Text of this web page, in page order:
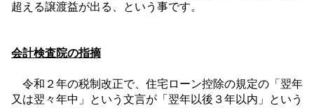
超える譲渡益が出る、という事です。
会計検査院の指摘
令和２年の税制改正で、住宅ローン控除の規定の「翌年
又は翌々年中」という文言が「翌年以後３年以内」という